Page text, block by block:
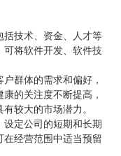
括技术、资金、人才等
可将软件开发、软件技
群体的需求和偏好，
的关注度不断提高，
较大的市场潜力。
定公司的短期和长期
经营范围中适当预留